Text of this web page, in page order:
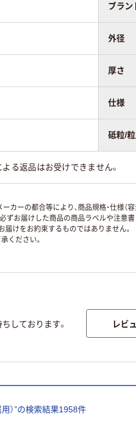
ブラン
外径
厚さ
仕様
砥粒/
よる返品はお受けできません。
ーの都合等により、商品規格・仕様（
お届けした商品の商品ラベルや注意
届けをお約束するものではありません。
ください。
しております。 レビ
）”の検索結果1958件